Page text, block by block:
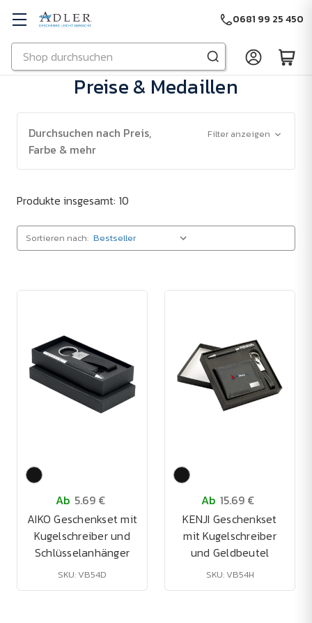
Zu Hauptinhalt springen
Suchen
0681 99 25 450
Preise & Medaillen
Durchsuchen nach Preis,
Farbe & mehr
Filter anzeigen
Produkte insgesamt: 10
Sortieren nach:
Ab 5.69 €
AIKO Geschenkset mit
Kugelschreiber und
Schlüsselanhänger
SKU: VB54D
Ab 15.69 €
KENJI Geschenkset
mit Kugelschreiber
und Geldbeutel
SKU: VB54H